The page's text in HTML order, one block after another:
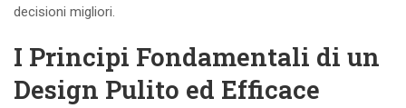
decisioni migliori.
I Principi Fondamentali di un
Design Pulito ed Efficace